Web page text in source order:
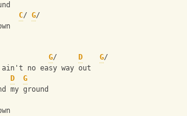
C/ G/
back down
G/ D G/
ain't no easy way out
D
G
my ground